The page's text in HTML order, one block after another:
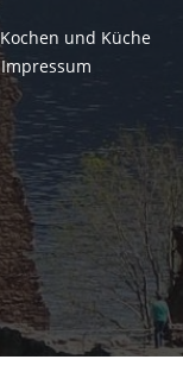
Kochen und Küche
Impressum